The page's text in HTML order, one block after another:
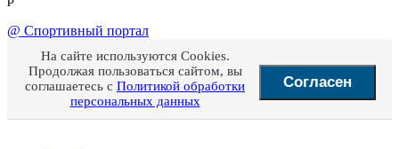
@ Спортивный портал
На сайте используются Cookies.
Продолжая пользоваться сайтом, вы
соглашаетесь с Политикой обработки
персональных данных
Согласен